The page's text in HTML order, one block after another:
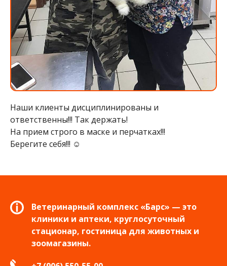
Наши клиенты дисциплинированы и
ответственны!!! Так держать!
На прием строго в маске и перчатках!!!
Берегите себя!!! ☺️
Ветеринарный комплекс «Барс» — это
клиники и аптеки, круглосуточный
стационар, гостиница для животных и
зоомагазины.